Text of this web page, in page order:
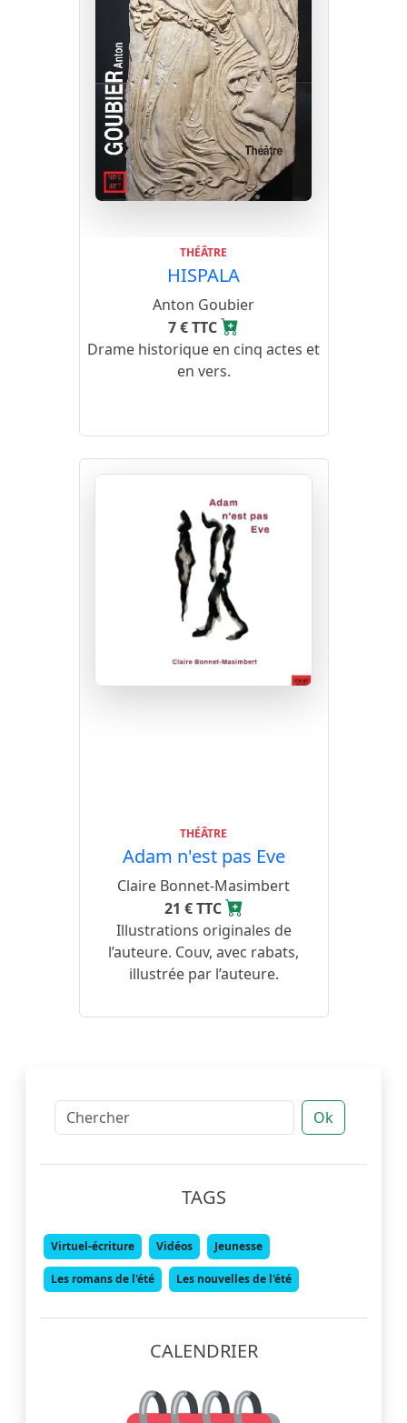
THÉÂTRE
HISPALA
Anton Goubier
7 € TTC
Drame historique en cinq actes et
en vers.
THÉÂTRE
Adam n'est pas Eve
Claire Bonnet-Masimbert
21 € TTC
Illustrations originales de
l’auteure. Couv, avec rabats,
illustrée par l’auteure.
Ok
TAGS
Virtuel-écriture Vidéos Jeunesse
Les romans de l'été Les nouvelles de l'été
CALENDRIER